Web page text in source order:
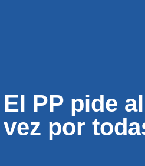
El PP pide
vez por